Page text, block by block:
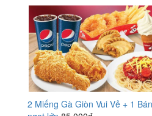
2 Miếng Gà Giòn Vui Vẻ + 1